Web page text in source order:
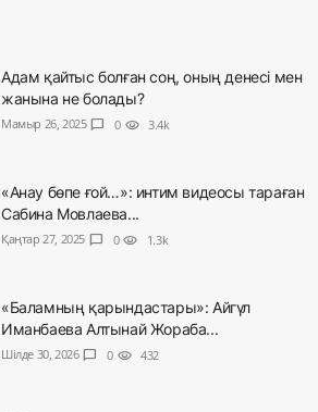
Адам қайтыс болған соң, оның денесі мен
жанына не болады?
Мамыр 26, 2025 chat_bubble 0 visibility 3.4k
«Анау бөпе ғой…»: интим видеосы тараған
Сабина Мовлаева...
Қаңтар 27, 2025 chat_bubble 0 visibility 1.3k
«Баламның қарындастары»: Айгүл
Иманбаева Алтынай Жораба...
Шілде 30, 2026 chat_bubble 0 visibility 432